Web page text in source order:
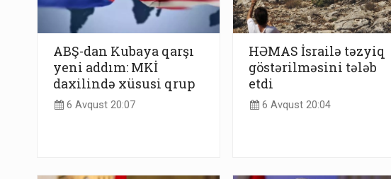
ABŞ-dan Kubaya qarşı
yeni addım: MKİ
daxilində xüsusi qrup
6 Avqust 20:07
HƏMAS İsrailə təzyiq
göstərilməsini tələb
etdi
6 Avqust 20:04